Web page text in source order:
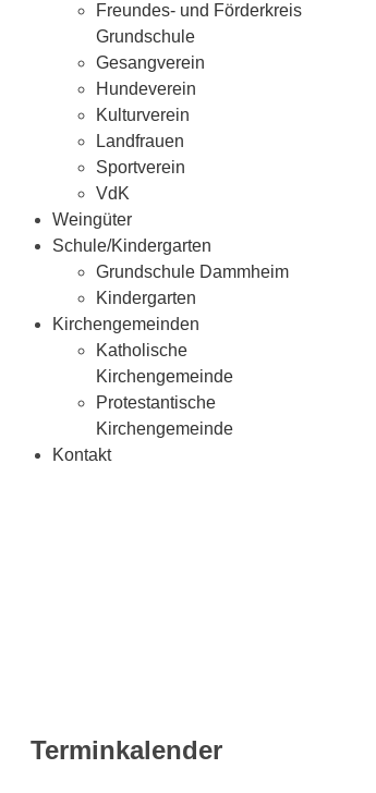
Freundes- und Förderkreis
Grundschule
Gesangverein
Hundeverein
Kulturverein
Landfrauen
Sportverein
VdK
Weingüter
Schule/Kindergarten
Grundschule Dammheim
Kindergarten
Kirchengemeinden
Katholische
Kirchengemeinde
Protestantische
Kirchengemeinde
Kontakt
Terminkalender